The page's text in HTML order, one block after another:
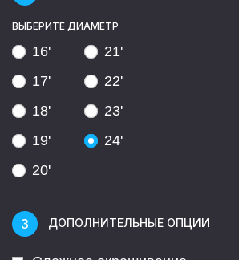
ВЫБЕРИТЕ ДИАМЕТР
16'
17'
18'
19'
20'
21'
22'
23'
24'
ДОПОЛНИТЕЛЬНЫЕ ОПЦИИ